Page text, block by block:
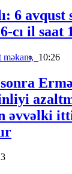
6 avqust
cı il saat
10:26
əvvəlki